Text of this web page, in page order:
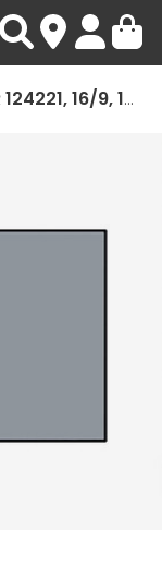
Oray Cineframe UST-ALR 124221, 16/9, 100 pouces